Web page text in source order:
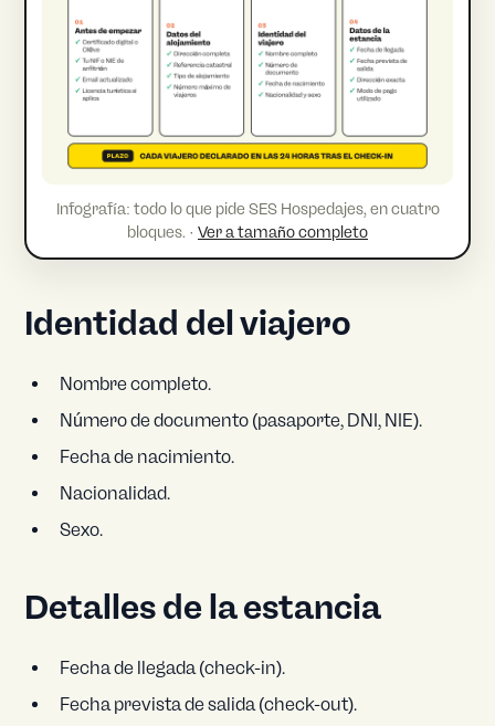
Infografía: todo lo que pide SES Hospedajes, en cuatro
bloques. · Ver a tamaño completo
Identidad del viajero
Nombre completo.
Número de documento (pasaporte, DNI, NIE).
Fecha de nacimiento.
Nacionalidad.
Sexo.
Detalles de la estancia
Fecha de llegada (check-in).
Fecha prevista de salida (check-out).